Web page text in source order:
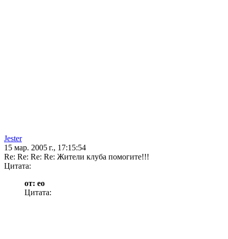
Jester
15 мар. 2005 г., 17:15:54
Re: Re: Re: Re: Жители клуба помогите!!!
Цитата:
от: eo
Цитата: